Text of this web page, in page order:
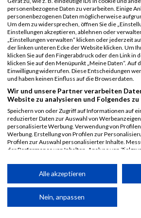
Spoki
Summerstagelauf
Lauf über 600m
246 Ilias Islamov
Legende:
GPos = Geschlechter Position, KPos =
Team Position, DNS = Did not start, DNF =
Disqualifiziert
personenbezogene Daten zu verarbeiten. Einige
personenbezogenen Daten möglicherweise
Um dem zu widersprechen, öffnen Sie die
Einstellungen akzeptieren, ablehnen oder
„Einstellungen verwalten“ klicken oder jederzeit
der linken unteren Ecke der Website klicken. Um
klicken Sie auf den Fingerabdruck oder den Link in
klicken Sie auf den Menüpunkt „Meine Daten“. Auf
Einwilligung widerrufen. Diese Entscheidungen
und haben keinen Einfluss auf die Browserdaten.
Wir und unsere Partner verarbeiten
Website zu analysieren und Folgendes zu
Speichern von oder Zugriff auf Informationen auf
reduzierter Daten zur Auswahl von
personalisierte Werbung. Verwendung von
Werbung. Erstellung von Profilen zur
Profilen zur Auswahl personalisierter Inhalte.
der Performance von Inhalten. Analyse von
der Angebote. Verwendung reduzierter Daten zur
Daten können außerhalb der Europäischen Union
Partnerliste anzeigen (1 IAB-Anbieter)
Alle akzeptieren
Nein, anpassen